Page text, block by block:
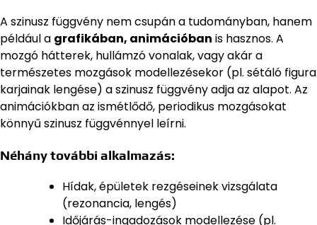
A szinusz függvény nem csupán a tudományban, hanem
például a grafikában, animációban is hasznos. A
mozgó hátterek, hullámzó vonalak, vagy akár a
természetes mozgások modellezésekor (pl. sétáló figura
karjainak lengése) a szinusz függvény adja az alapot. Az
animációkban az ismétlődő, periodikus mozgásokat
könnyű szinusz függvénnyel leírni.
Néhány további alkalmazás:
Hídak, épületek rezgéseinek vizsgálata
(rezonancia, lengés)
Időjárás-ingadozások modellezése (pl.